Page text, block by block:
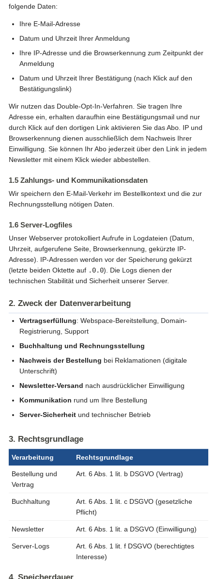
folgende Daten:
Ihre E-Mail-Adresse
Datum und Uhrzeit Ihrer Anmeldung
Ihre IP-Adresse und die Browserkennung zum Zeitpunkt der
Anmeldung
Datum und Uhrzeit Ihrer Bestätigung (nach Klick auf den
Bestätigungslink)
Wir nutzen das Double-Opt-In-Verfahren. Sie tragen Ihre
Adresse ein, erhalten daraufhin eine Bestätigungsmail und nur
durch Klick auf den dortigen Link aktivieren Sie das Abo. IP und
Browserkennung dienen ausschließlich dem Nachweis Ihrer
Einwilligung. Sie können Ihr Abo jederzeit über den Link in jedem
Newsletter mit einem Klick wieder abbestellen.
1.5 Zahlungs- und Kommunikationsdaten
Wir speichern den E-Mail-Verkehr im Bestellkontext und die zur
Rechnungsstellung nötigen Daten.
1.6 Server-Logfiles
Unser Webserver protokolliert Aufrufe in Logdateien (Datum,
Uhrzeit, aufgerufene Seite, Browserkennung, gekürzte IP-
Adresse). IP-Adressen werden vor der Speicherung gekürzt
(letzte beiden Oktette auf .0.0). Die Logs dienen der
technischen Stabilität und Sicherheit unserer Server.
2. Zweck der Datenverarbeitung
Vertragserfüllung: Webspace-Bereitstellung, Domain-
Registrierung, Support
Buchhaltung und Rechnungsstellung
Nachweis der Bestellung bei Reklamationen (digitale
Unterschrift)
Newsletter-Versand nach ausdrücklicher Einwilligung
Kommunikation rund um Ihre Bestellung
Server-Sicherheit und technischer Betrieb
3. Rechtsgrundlage
Verarbeitung Rechtsgrundlage
Bestellung und
Vertrag
Art. 6 Abs. 1 lit. b DSGVO (Vertrag)
Buchhaltung
Art. 6 Abs. 1 lit. c DSGVO (gesetzliche
Pflicht)
Newsletter Art. 6 Abs. 1 lit. a DSGVO (Einwilligung)
Server-Logs
Art. 6 Abs. 1 lit. f DSGVO (berechtigtes
Interesse)